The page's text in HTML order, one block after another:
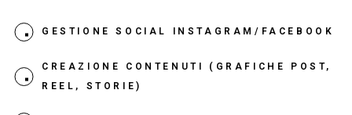
GESTIONE SOCIAL INSTAGRAM/FACEBOOK
CREAZIONE CONTENUTI (GRAFICHE POST,
REEL, STORIE)